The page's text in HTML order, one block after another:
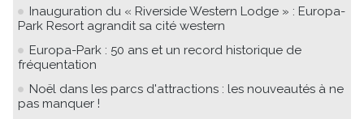
Inauguration du « Riverside Western Lodge » : Europa-
Park Resort agrandit sa cité western
Europa-Park : 50 ans et un record historique de
fréquentation
Noël dans les parcs d'attractions : les nouveautés à ne
pas manquer !